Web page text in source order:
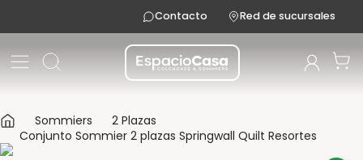
Contacto Red de sucursales
Sommiers
2 Plazas
Conjunto Sommier 2 plazas Springwall Quilt Resortes